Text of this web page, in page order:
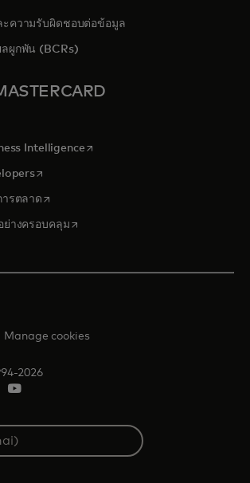
ะความรับผิดชอบต่อข้อมูล
ผูกพัน (BCRs)
in a new tab
Intelligenceopens in a new tab
opens in a new tab
รตลาด opens in a new tab
ย่างครอบคลุมopens in a new tab
2026
Manage cookies